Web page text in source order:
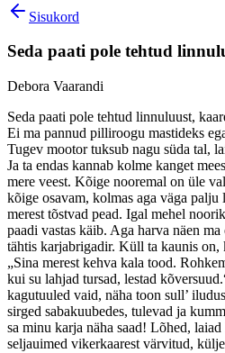
Sisukord
Seda paati pole tehtud
Debora Vaarandi
Seda paati pole tehtud linnuluust,
Ei ma pannud pilliroogu mastideks
Tugev mootor tuksub nagu süda tal,
Ja ta endas kannab kolme kanget
mere veest. Kõige nooremal on üle
kõige osavam, kolmas aga väga palju
merest tõstvad pead. Igal mehel
paadi vastas käib. Aga harva näen
tähtis karjabrigadir. Küll ta kaunis
„Sina merest kehva kala tood.
kui su lahjad tursad, lestad
kagutuuled vaid, näha toon sull’
sirged sabakuubedes, tulevad ja
sa minu karja näha saad! Lõhed,
seljauimed vikerkaarest värvitud,